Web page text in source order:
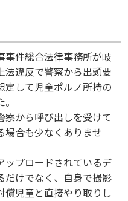
事件総合法律事務所が岐
法違反で警察から出頭要
定して児童ポルノ所持の
察から呼び出しを受けて
場合も少なくありませ
ップロードされているデ
だけでなく、自身で撮影
償児童と直接やり取りし